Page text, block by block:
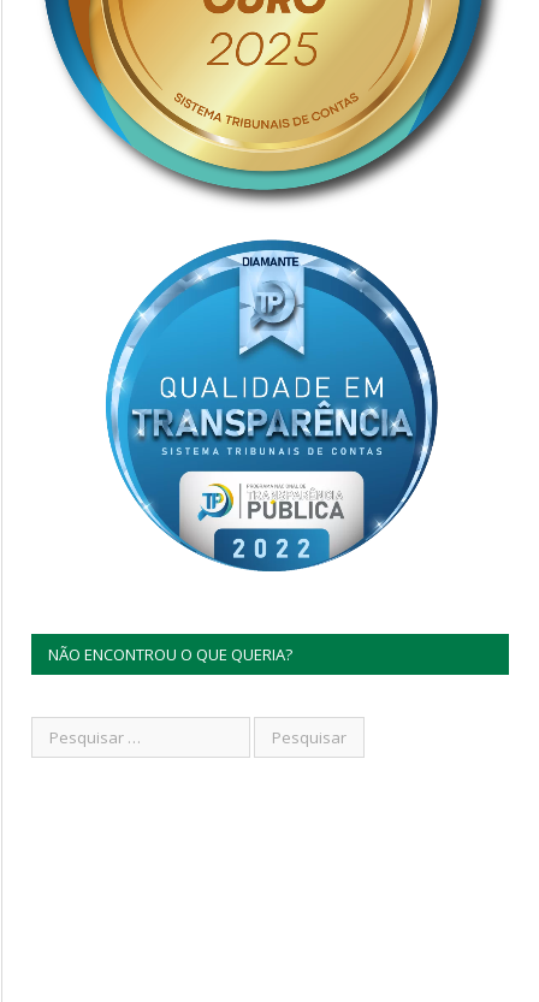
NÃO ENCONTROU O QUE QUERIA?